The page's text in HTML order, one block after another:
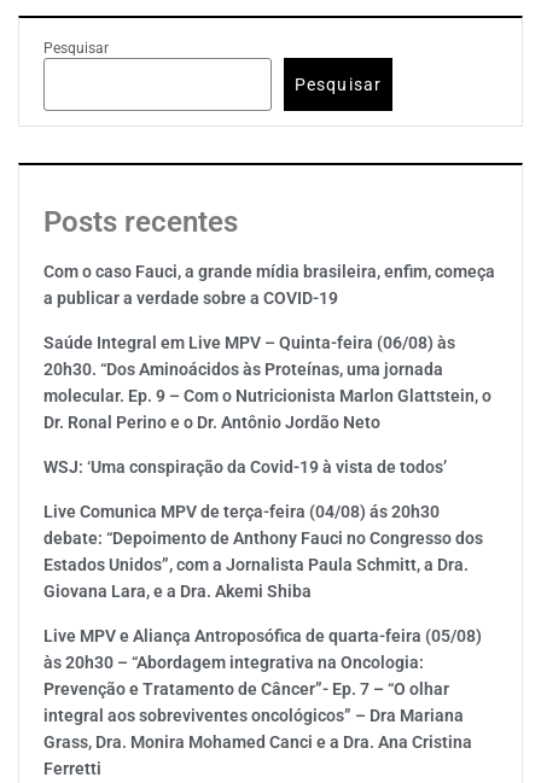
Pesquisar
Pesquisar
Posts recentes
Com o caso Fauci, a grande mídia brasileira, enfim, começa
a publicar a verdade sobre a COVID-19
Saúde Integral em Live MPV – Quinta-feira (06/08) às
20h30. “Dos Aminoácidos às Proteínas, uma jornada
molecular. Ep. 9 – Com o Nutricionista Marlon Glattstein, o
Dr. Ronal Perino e o Dr. Antônio Jordão Neto
WSJ: ‘Uma conspiração da Covid-19 à vista de todos’
Live Comunica MPV de terça-feira (04/08) ás 20h30
debate: “Depoimento de Anthony Fauci no Congresso dos
Estados Unidos”, com a Jornalista Paula Schmitt, a Dra.
Giovana Lara, e a Dra. Akemi Shiba
Live MPV e Aliança Antroposófica de quarta-feira (05/08)
às 20h30 – “Abordagem integrativa na Oncologia:
Prevenção e Tratamento de Câncer”- Ep. 7 – “O olhar
integral aos sobreviventes oncológicos” – Dra Mariana
Grass, Dra. Monira Mohamed Canci e a Dra. Ana Cristina
Ferretti